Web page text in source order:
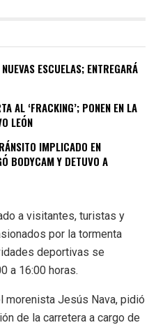
ESCUELAS; ENTREGARÁ
AL ‘FRACKING’; PONEN EN LA
LEÓN
IMPLICADO EN
BODYCAM Y DETUVO A
a visitantes, turistas y
por la tormenta
deportivas se
a 16:00 horas.
morenista Jesús Nava, pidió
de la carretera a cargo de